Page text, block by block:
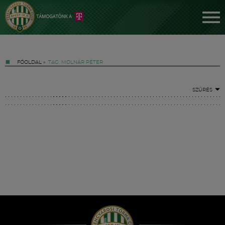
FŐOLDAL » TAG: MOLNÁR PÉTER
SZŰRÉS
Hírek